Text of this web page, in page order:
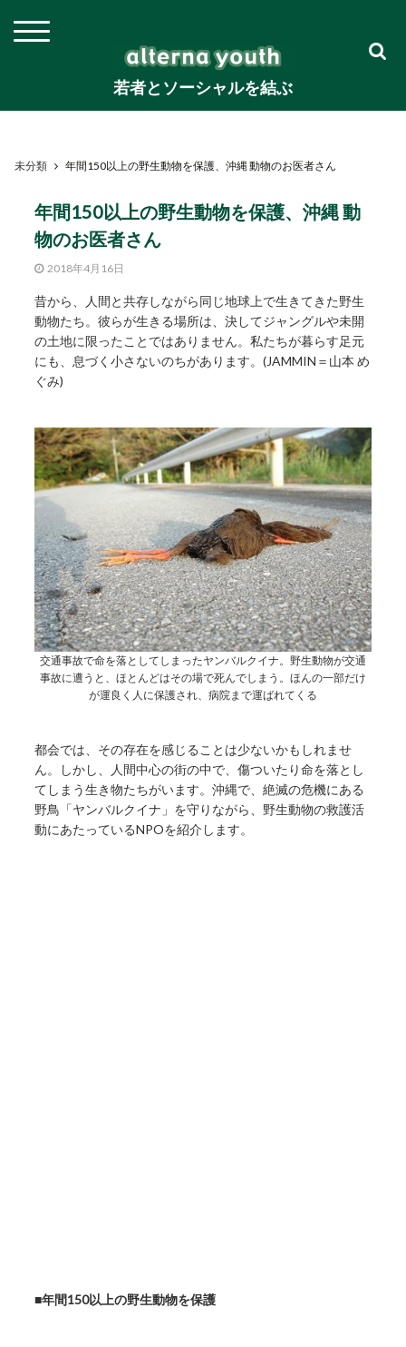
若者とソーシャルを結ぶ
未分類 年間150以上の野生動物を保護、沖縄 動物のお医者さん
年間150以上の野生動物を保護、沖縄 動
物のお医者さん
2018年4月16日
昔から、人間と共存しながら同じ地球上で生きてきた野生
動物たち。彼らが生きる場所は、決してジャングルや未開
の土地に限ったことではありません。私たちが暮らす足元
にも、息づく小さないのちがあります。(JAMMIN＝山本 め
ぐみ)
交通事故で命を落としてしまったヤンバルクイナ。野生動物が交通
事故に遭うと、ほとんどはその場で死んでしまう。ほんの一部だけ
が運良く人に保護され、病院まで運ばれてくる
都会では、その存在を感じることは少ないかもしれませ
ん。しかし、人間中心の街の中で、傷ついたり命を落とし
てしまう生き物たちがいます。沖縄で、絶滅の危機にある
野鳥「ヤンバルクイナ」を守りながら、野生動物の救護活
動にあたっているNPOを紹介します。
■年間150以上の野生動物を保護